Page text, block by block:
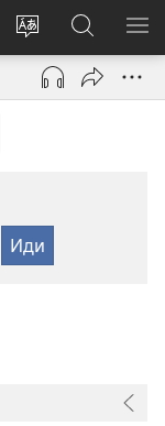
Промени
језик
сајта
Пријава
(отвара
прозор)
Претрага
сајта
JW.ORG